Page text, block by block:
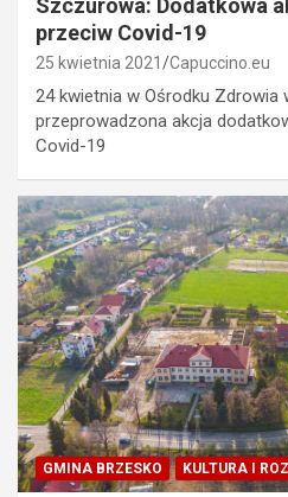
przeciw Covid-19
25 kwietnia 2021 Capuccino.eu
24 kwietnia w Ośrodku Zdrowia
przeprowadzona akcja
Covid-19
GMINA BRZESKO KULTURA I